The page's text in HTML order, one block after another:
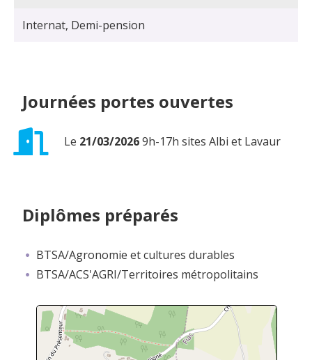
Internat, Demi-pension
Journées portes ouvertes
Le 21/03/20269h-17h sites Albi et Lavaur
Diplômes préparés
BTSA/Agronomie et cultures durables
BTSA/ACS'AGRI/Territoires métropolitains